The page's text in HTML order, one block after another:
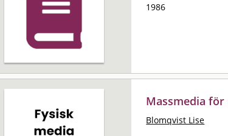
1986
Massmedia
Blomqvist Lise